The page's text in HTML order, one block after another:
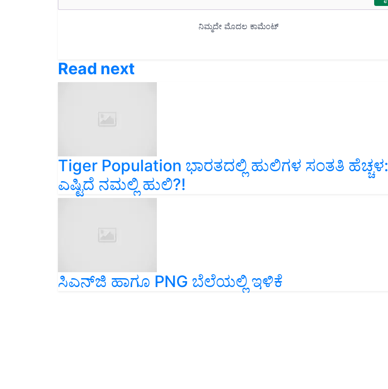
Read next
Tiger Population ಭಾರತದಲ್ಲಿ ಹುಲಿಗಳ ಸಂತತಿ ಹೆಚ್ಚಳ:
ಎಷ್ಟಿದೆ ನಮಲ್ಲಿ ಹುಲಿ?!
ಸಿಎನ್‌ಜಿ ಹಾಗೂ PNG ಬೆಲೆಯಲ್ಲಿ ಇಳಿಕೆ